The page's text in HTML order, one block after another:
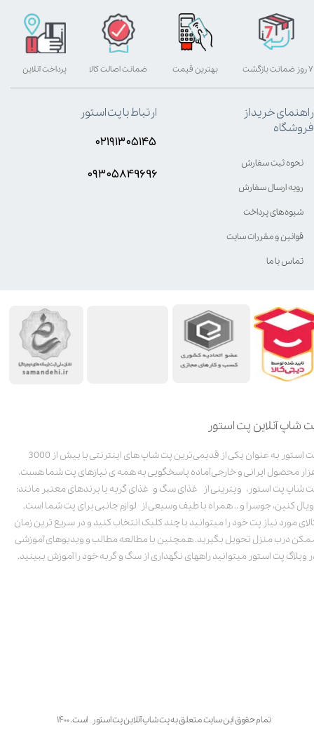
شاپ آنلاین پت استور
پت استور به عنوان یکی از قدیمی‌ترین پت شاپ های اینترنتی با بیش از 3000
محصول ایرانی و خارجی آماده پاسخگویی به همه ی نیازهای پت شما هست.
شاپ پت استور، ویترینی از غذای سگ و غذای گربه با برندهای معتبر مانند:
کنین، جوسرا و .. همراه با طیف وسیعی از لوازم جانبی برای پت شما است.
مورد نیاز پت خود را میتوانید با چند کلیک انتخاب کنید و در سریع ترین زمان
درب منزل تحویل بگیرید. همچنین با مطالعه مطالب و ویدیوهای آموزشی
وبلاگ پت استور میتوانید راههای نگهداری از سگ و گربه خود را آموزش ببینید.
تمام حقوق این سایت متعلق به پت شاپ آنلاین پت استور است. ۱۴۰۰
بهترین قیمت پرداخت آنلاین ۷ روز ضمانت بازگشت ضمانت اصالت کالا
راهنمای خرید از
فروشگاه
نحوه ثبت سفارش
رویه ارسال سفارش
شیوه‌های پرداخت
قوانین و مقررات سایت
تماس با ما
ارتباط با پت استور
۰۲۱۹۱۳۰۵۱۴۵
۰۹۳۰۵8۴9696